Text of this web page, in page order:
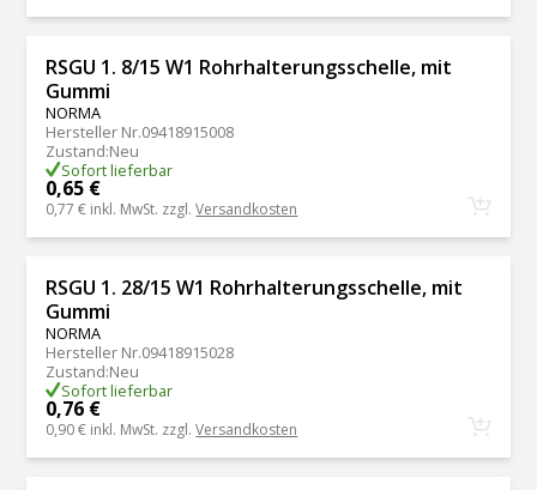
RSGU 1. 8/15 W1 Rohrhalterungsschelle, mit
Gummi
NORMA
Hersteller Nr.09418915008
Zustand:Neu
Sofort lieferbar
0,65 €
0,77 € inkl. MwSt. zzgl.Versandkosten
RSGU 1. 28/15 W1 Rohrhalterungsschelle, mit
Gummi
NORMA
Hersteller Nr.09418915028
Zustand:Neu
Sofort lieferbar
0,76 €
0,90 € inkl. MwSt. zzgl.Versandkosten